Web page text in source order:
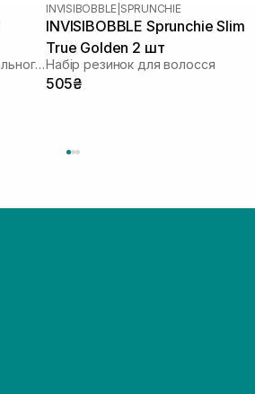
Набір міні резинок із натурального шовку
INVISIBOBBLE SPRUNCHIE
INVISIBOBBLE Sprunchie Slim
True Golden 2 шт
Набір резинок для волосся
505₴